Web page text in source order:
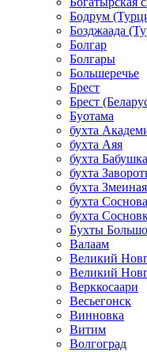
Бодрум
Бозджаада
Болгар
Болгары
Большеречье
Брест
Брест
Буотама
бухта
бухта Аяя
бухта Бабушка
бухта
бухта Змеиная
бухта
бухта
Бухты
Валаам
Великий
Великий
Верккосаари
Весьегонск
Винновка
Витим
Волгоград